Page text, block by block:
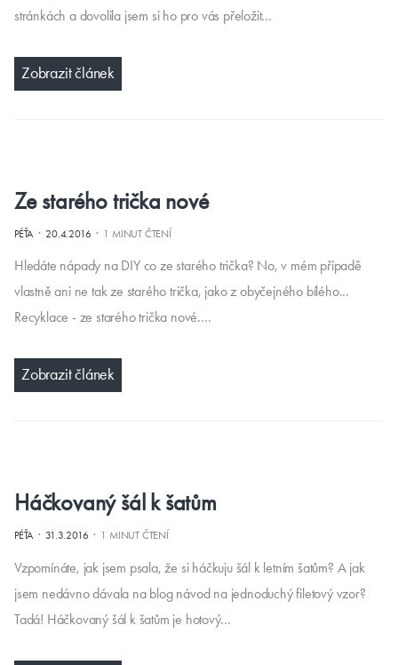
stránkách a dovolila jsem si ho pro vás přeložit…
Zobrazit článek
Ze starého trička nové
PÉŤA· 20.4.2016· 1 MINUT ČTENÍ
Hledáte nápady na DIY co ze starého trička? No, v mém případě
vlastně ani ne tak ze starého trička, jako z obyčejného bílého...
Recyklace - ze starého trička nové.…
Zobrazit článek
Háčkovaný šál k šatům
PÉŤA·31.3.2016· 1 MINUT ČTENÍ
Vzpomínáte, jak jsem psala, že si háčkuju šál k letním šatům? A jak
jsem nedávno dávala na blog návod na jednoduchý filetový vzor?
Tadá! Háčkovaný šál k šatům je hotový…